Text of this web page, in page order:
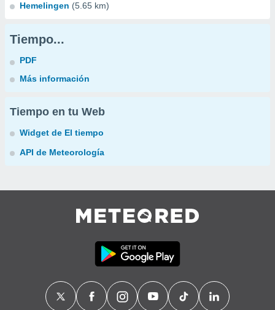
Hemelingen (5.65 km)
Tiempo...
PDF
Más información
Tiempo en tu Web
Widget de El tiempo
API de Meteorología